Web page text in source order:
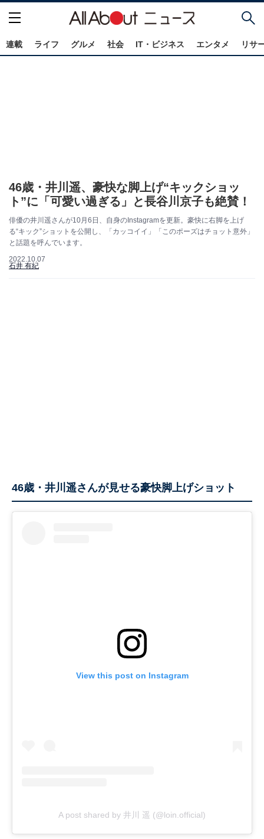
連載 ライフ グルメ 社会 IT・ビジネス エンタメ リサ
46歳・井川遥、豪快な脚上げ“キックショッ
ト”に「可愛い過ぎる」と長谷川京子も絶賛！
俳優の井川遥さんが10月6日、自身のInstagramを更新。豪快に右脚を上げ
る“キック”ショットを公開し、「カッコイイ」「このポーズはチョット意外」
と話題を呼んでいます。
2022.10.07
石井 有紀
46歳・井川遥さんが見せる豪快脚上げショット
View this post on Instagram
A post shared by 井川 遥 (@loin.official)